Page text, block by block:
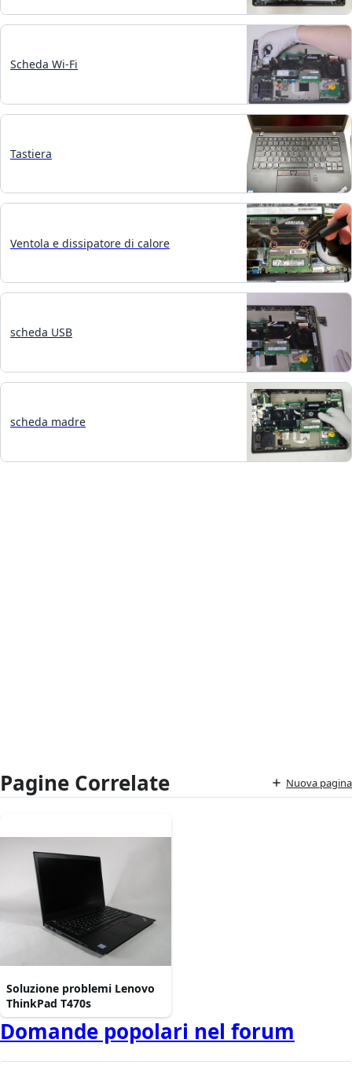
Scheda Wi-Fi
Tastiera
Ventola e dissipatore di calore
scheda USB
scheda madre
Pagine Correlate Nuova pagina
Soluzione problemi Lenovo
ThinkPad T470s
Domande popolari nel forum